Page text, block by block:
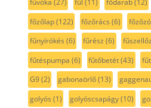
fúvóka (27) fül (11) fődarab(12)
főzőlap(122) főzőrács (6)
fűnyírókés (6) fűrész (6)
fűtéspumpa (6) fűtőbetét(43)
G9(2) gabonaörlő(13)
golyós (1) golyóscsapágy(10)